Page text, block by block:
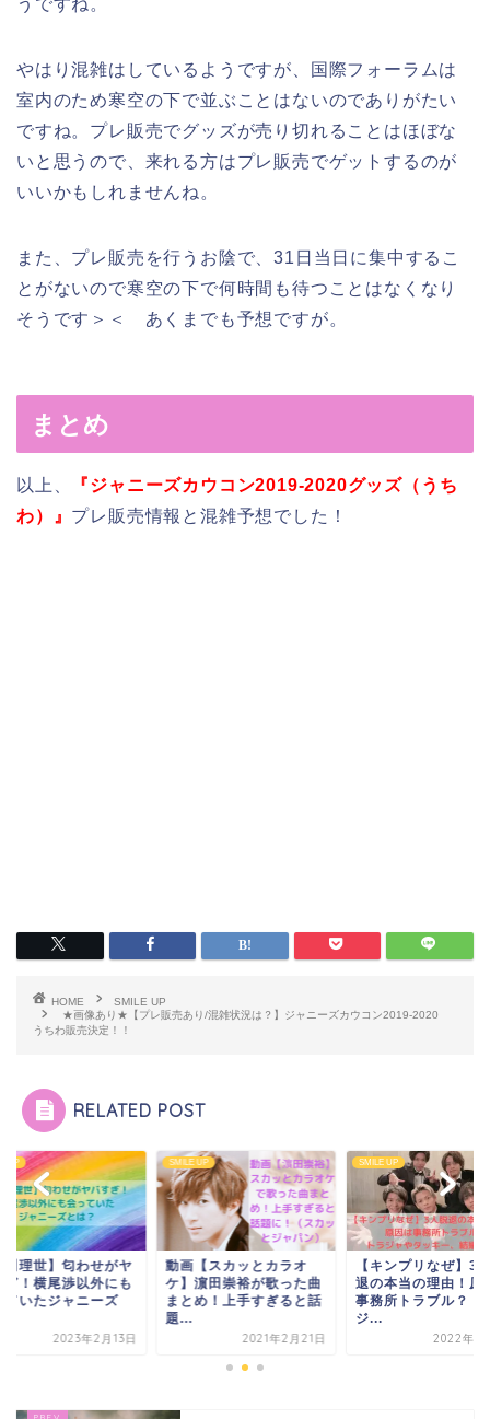
うですね。
やはり混雑はしているようですが、国際フォーラムは
室内のため寒空の下で並ぶことはないのでありがたい
ですね。プレ販売でグッズが売り切れることはほぼな
いと思うので、来れる方はプレ販売でゲットするのが
いいかもしれませんね。
また、プレ販売を行うお陰で、31日当日に集中するこ
とがないので寒空の下で何時間も待つことはなくなり
そうです＞＜ あくまでも予想ですが。
まとめ
以上、
『ジャニーズカウコン2019-2020グッズ（うち
わ）』 プレ販売情報と混雑予想でした！
HOME
SMILE UP
★画像あり★【プレ販売あり/混雑状況は？】ジャニーズカウコン2019-2020
うちわ販売決定！！
RELATED POST
UP
【スカッとカラオ
濵田崇裕が歌った曲
め！上手すぎると話
2021年2月21日
SMILE UP
【キンプリなぜ】3人脱
退の本当の理由！原因は
事務所トラブル？トラ
ジ...
2022年11月7日
SMILE UP
【押川理世】匂わせ
バすぎ！横尾渉以外
会っていたジャニー
と...
2023年2